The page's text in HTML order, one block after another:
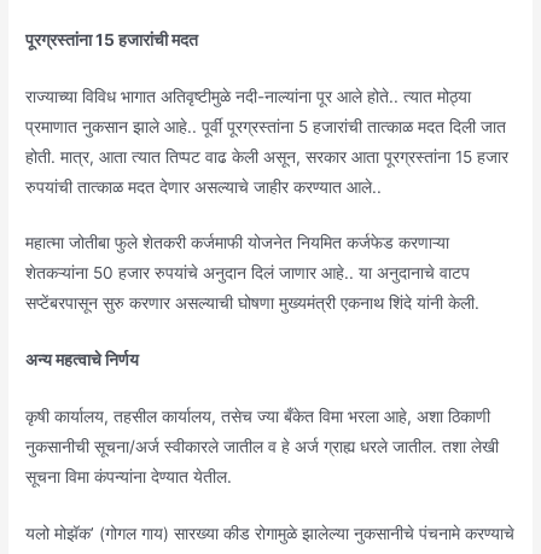
पूरग्रस्तांना 15 हजारांची मदत
राज्याच्या विविध भागात अतिवृष्टीमुळे नदी-नाल्यांना पूर आले होते.. त्यात मोठ्या
प्रमाणात नुकसान झाले आहे.. पूर्वी पूरग्रस्तांना 5 हजारांची तात्काळ मदत दिली जात
होती. मात्र, आता त्यात तिप्पट वाढ केली असून, सरकार आता पूरग्रस्तांना 15 हजार
रुपयांची तात्काळ मदत देणार असल्याचे जाहीर करण्यात आले..
महात्मा जोतीबा फुले शेतकरी कर्जमाफी योजनेत नियमित कर्जफेड करणाऱ्या
शेतकऱ्यांना 50 हजार रुपयांचे अनुदान दिलं जाणार आहे.. या अनुदानाचे वाटप
सप्टेंबरपासून सुरु करणार असल्याची घोषणा मुख्यमंत्री एकनाथ शिंदे यांनी केली.
अन्य महत्वाचे निर्णय
कृषी कार्यालय, तहसील कार्यालय, तसेच ज्या बँकेत विमा भरला आहे, अशा ठिकाणी
नुकसानीची सूचना/अर्ज स्वीकारले जातील व हे अर्ज ग्राह्य धरले जातील. तशा लेखी
सूचना विमा कंपन्यांना देण्यात येतील.
यलो मोझॅक’ (गोगल गाय) सारख्या कीड रोगामुळे झालेल्या नुकसानीचे पंचनामे करण्याचे